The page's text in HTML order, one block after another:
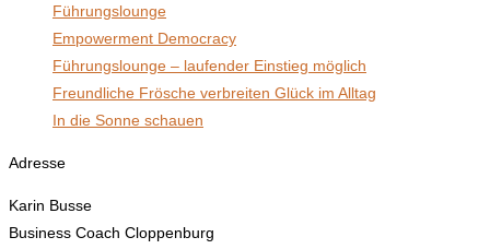
Führungslounge
Empowerment Democracy
Führungslounge – laufender Einstieg möglich
Freundliche Frösche verbreiten Glück im Alltag
In die Sonne schauen
Adresse
Karin Busse
Business Coach Cloppenburg